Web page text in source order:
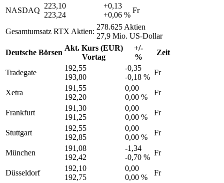
NASDAQ
223,10
223,24
+0,13
+0,06 %
Fr
Gesamtumsatz RTX Aktien:
278.625 Aktien
27,9 Mio. US-Dollar
Deutsche Börsen
Akt. Kurs (EUR)
Vortag
+/-
%
Zeit
Tradegate
192,55
193,80
-0,35
-0,18 %
Fr
Xetra
191,55
192,20
0,00
0,00 %
Fr
Frankfurt
191,30
191,25
0,00
0,00 %
Fr
Stuttgart
192,55
192,85
0,00
0,00 %
Fr
München
191,08
192,42
-1,34
-0,70 %
Fr
Düsseldorf
192,10
192,75
0,00
0,00 %
Fr